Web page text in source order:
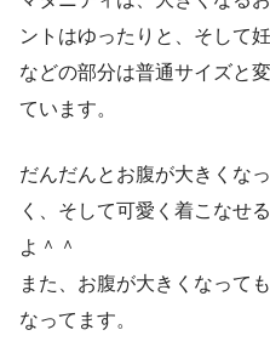
ントはゆったりと、そして
などの部分は普通サイズと
ています。
だんだんとお腹が大きくな
く、そして可愛く着こなせ
よ＾＾
また、お腹が大きくなって
なってます。